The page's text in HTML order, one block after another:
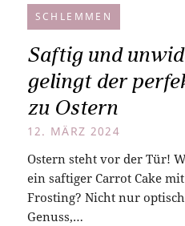
SCHLEMMEN
Saftig und
gelingt der
zu Ostern
12. MÄRZ 2024
Ostern steht vor der Tür!
ein saftiger Carrot Cake
Frosting? Nicht nur
Genuss,…